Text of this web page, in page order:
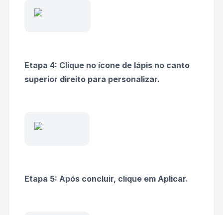
Etapa 4: Clique no ícone de lápis no canto
superior direito para personalizar.
Etapa 5: Após concluir, clique em Aplicar.